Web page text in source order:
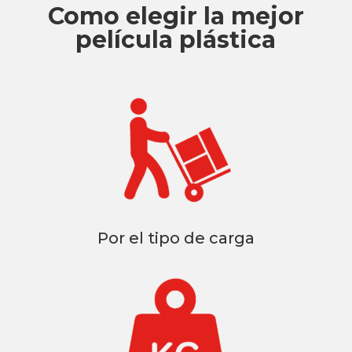
Como elegir la mejor
película plástica
Por el tipo de carga